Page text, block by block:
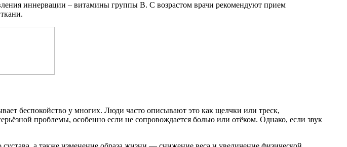
иннервации – витамины группы B. С возрастом врачи рекомендуют прием
беспокойство у многих. Люди часто описывают это как щелчки или треск,
проблемы, особенно если не сопровождается болью или отёком. Однако, если звук